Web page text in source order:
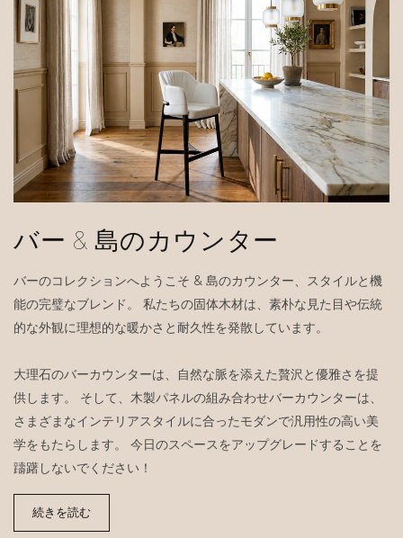
バー & 島のカウンター
バーのコレクションへようこそ & 島のカウンター、スタイルと機
能の完璧なブレンド。 私たちの固体木材は、素朴な見た目や伝統
的な外観に理想的な暖かさと耐久性を発散しています。
大理石のバーカウンターは、自然な脈を添えた贅沢と優雅さを提
供します。 そして、木製パネルの組み合わせバーカウンターは、
さまざまなインテリアスタイルに合ったモダンで汎用性の高い美
学をもたらします。 今日のスペースをアップグレードすることを
躊躇しないでください！
続きを読む